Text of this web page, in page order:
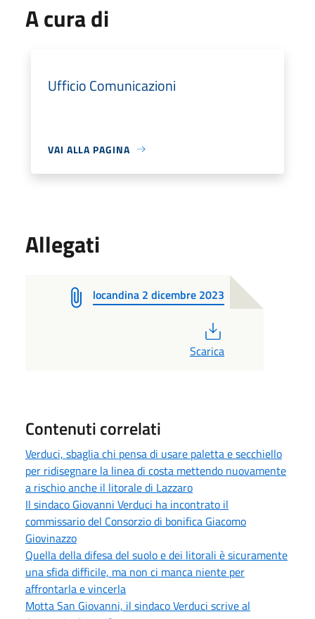
A cura di
Ufficio Comunicazioni
VAI ALLA PAGINA
Allegati
locandina 2 dicembre 2023
Scarica
Contenuti correlati
Verduci, sbaglia chi pensa di usare paletta e secchiello
per ridisegnare la linea di costa mettendo nuovamente
a rischio anche il litorale di Lazzaro
Il sindaco Giovanni Verduci ha incontrato il
commissario del Consorzio di bonifica Giacomo
Giovinazzo
Quella della difesa del suolo e dei litorali è sicuramente
una sfida difficile, ma non ci manca niente per
affrontarla e vincerla
Motta San Giovanni, il sindaco Verduci scrive al